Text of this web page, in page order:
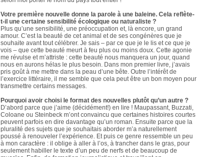
Votre première nouvelle donne la parole à une baleine. Cela reflète-
t-il une certaine sensibilité écologique ou naturaliste ?
Plus qu’une sensibilité, une préoccupation et, là encore, un grand
amour. C’est la beauté de cet animal et de ses congénères que je
souhaite avant tout célébrer. Je sais – par ce que je le lis et ce que je
vois – que cette beauté meurt à feu plus ou moins doux. Cette agonie
me révulse et m’attriste : cette beauté nous manquera un jour, quand
nous en aurons hélas le plus besoin. Dans mon premier livre, j’avais
pris goût à me mettre dans la peau d’une bête. Outre l’intérêt de
l’exercice littéraire, il me semble que cela peut être un bon moyen pour
transmettre certains messages.
Pourquoi avoir choisi le format des nouvelles plutôt qu’un autre ?
D’abord parce que j’aime (décidément!) en lire ! Maupassant, Buzzati,
Coloane ou Steinbeck m’ont convaincu que certaines histoires courtes
peuvent parfois en dire davantage qu’un roman. Ensuite parce que la
pluralité des sujets que je souhaitais aborder m’a naturellement
poussé à renouveler l’expérience. Et puis ce genre ressemble un peu
à mon caractère : il oblige à aller à l’os, à trancher dans le gras, pour
seulement habiller le texte d’un peu de nerfs et de beaucoup de
muscles. Enfin, de formation journalistique et travaillant en